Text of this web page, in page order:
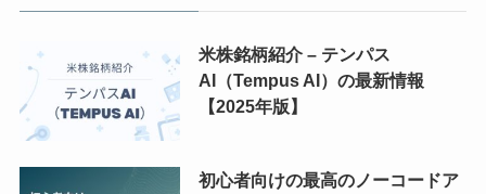
米株銘柄紹介 – テンパス
AI（Tempus AI）の最新情報
【2025年版】
初心者向けの最高のノーコードア